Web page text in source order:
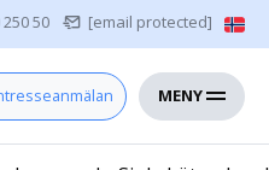
250 50 [email protected]
MENY